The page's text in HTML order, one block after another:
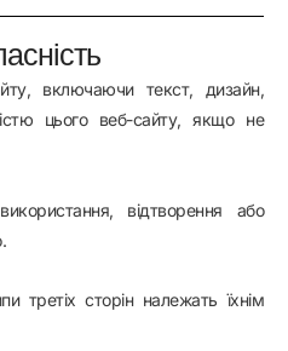
включаючи текст, дизайн,
цього веб-сайту, якщо не
відтворення або
третіх сторін належать їхнім